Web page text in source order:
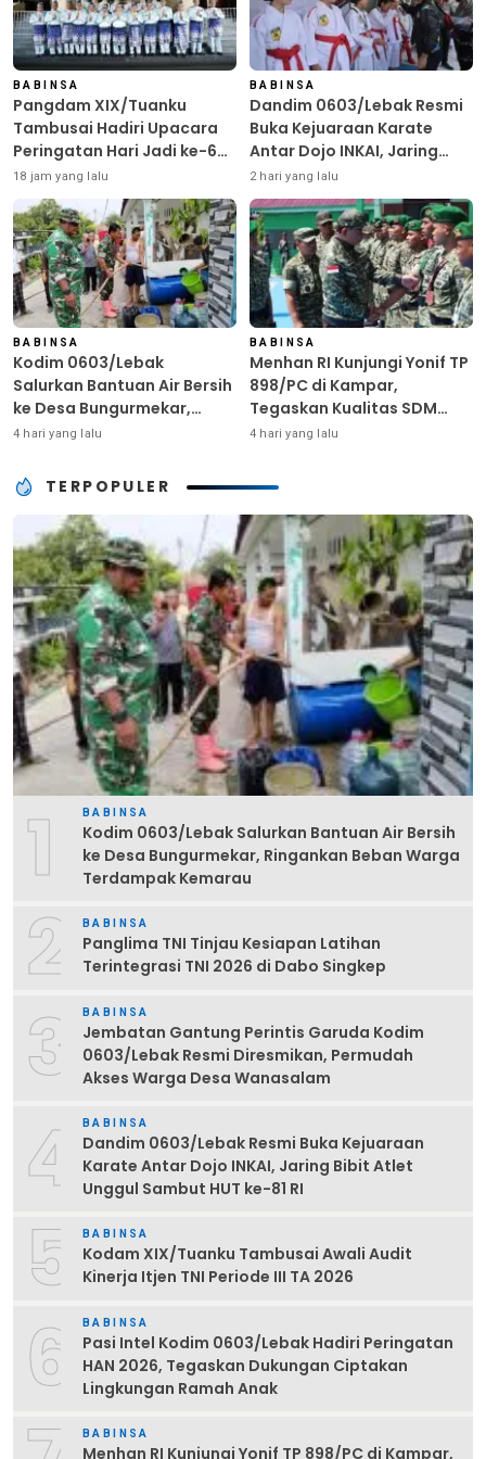
BABINSA
Pangdam XIX/Tuanku
Tambusai Hadiri Upacara
Peringatan Hari Jadi ke-69
Provinsi Riau
18 jam yang lalu
BABINSA
Dandim 0603/Lebak Resmi
Buka Kejuaraan Karate
Antar Dojo INKAI, Jaring
Bibit Atlet Unggul Sambut
HUT ke-81 RI
2 hari yang lalu
BABINSA
Kodim 0603/Lebak
Salurkan Bantuan Air Bersih
ke Desa Bungurmekar,
Ringankan Beban Warga
4 hari yang lalu
BABINSA
Menhan RI Kunjungi Yonif TP
898/PC di Kampar,
Tegaskan Kualitas SDM
Kunci Kekuatan TNI
4 hari yang lalu
TERPOPULER
1 BABINSA
Kodim 0603/Lebak Salurkan Bantuan Air Bersih
ke Desa Bungurmekar, Ringankan Beban Warga
Terdampak Kemarau
2 BABINSA
Panglima TNI Tinjau Kesiapan Latihan
Terintegrasi TNI 2026 di Dabo Singkep
3 BABINSA
Jembatan Gantung Perintis Garuda Kodim
0603/Lebak Resmi Diresmikan, Permudah
Akses Warga Desa Wanasalam
4 BABINSA
Dandim 0603/Lebak Resmi Buka Kejuaraan
Karate Antar Dojo INKAI, Jaring Bibit Atlet
Unggul Sambut HUT ke-81 RI
5 BABINSA
Kodam XIX/Tuanku Tambusai Awali Audit
Kinerja Itjen TNI Periode III TA 2026
6 BABINSA
Pasi Intel Kodim 0603/Lebak Hadiri Peringatan
HAN 2026, Tegaskan Dukungan Ciptakan
Lingkungan Ramah Anak
BABINSA
Menhan RI Kunjungi Yonif TP 898/PC di Kampar,